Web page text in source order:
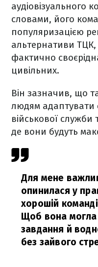
аудіовізуального
словами, його
популяризацією
альтернативи
фактично
цивільних.
Він зазначив, що
людям
військової
де вони будуть
Для мене
опинилася у
хорошій
Щоб вона могла
завдання й
без зайвого